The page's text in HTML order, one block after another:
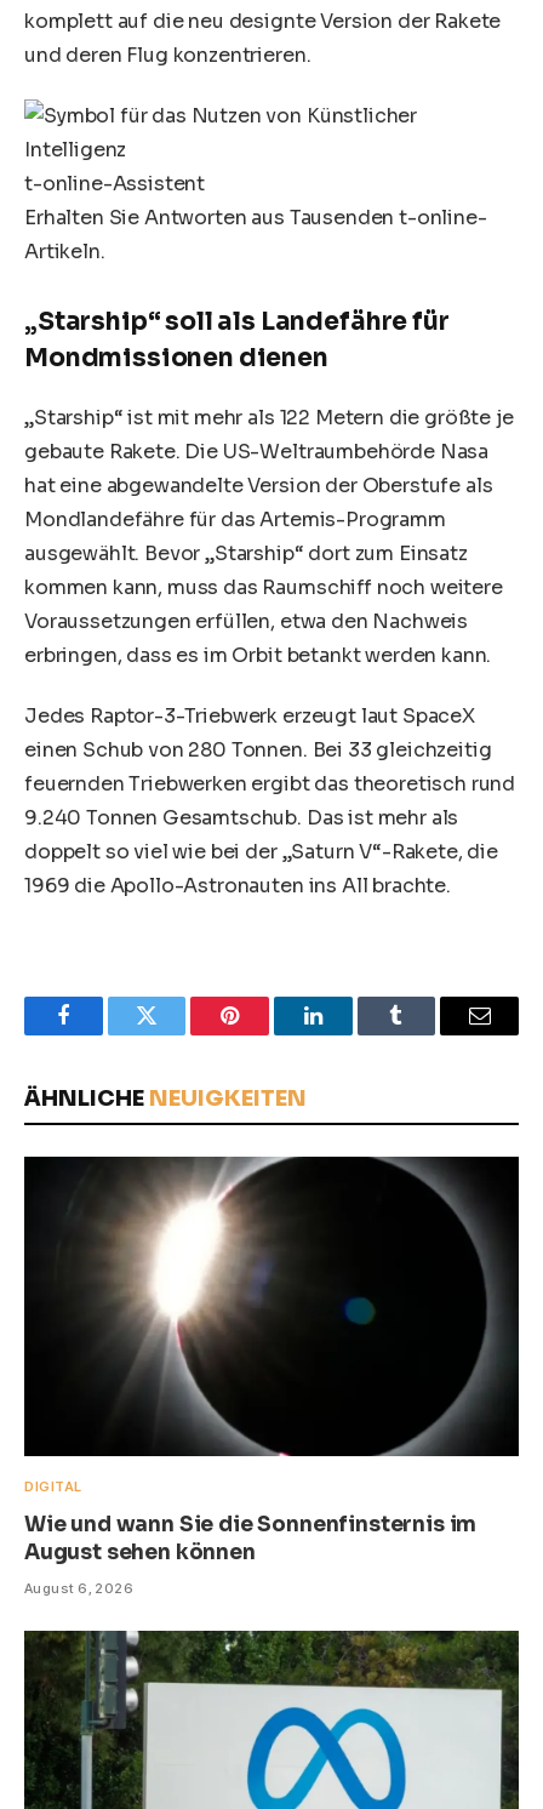
komplett auf die neu designte Version der Rakete
und deren Flug konzentrieren.
t-online-Assistent
Erhalten Sie Antworten aus Tausenden t-online-
Artikeln.
„Starship“ soll als Landefähre für
Mondmissionen dienen
„Starship“ ist mit mehr als 122 Metern die größte je
gebaute Rakete. Die US-Weltraumbehörde Nasa
hat eine abgewandelte Version der Oberstufe als
Mondlandefähre für das Artemis-Programm
ausgewählt. Bevor „Starship“ dort zum Einsatz
kommen kann, muss das Raumschiff noch weitere
Voraussetzungen erfüllen, etwa den Nachweis
erbringen, dass es im Orbit betankt werden kann.
Jedes Raptor-3-Triebwerk erzeugt laut SpaceX
einen Schub von 280 Tonnen. Bei 33 gleichzeitig
feuernden Triebwerken ergibt das theoretisch rund
9.240 Tonnen Gesamtschub. Das ist mehr als
doppelt so viel wie bei der „Saturn V“-Rakete, die
1969 die Apollo-Astronauten ins All brachte.
FacebookTwitter Pinterest LinkedInTumblr Email
ÄHNLICHE NEUIGKEITEN
DIGITAL
Wie und wann Sie die Sonnenfinsternis im
August sehen können
August 6, 2026